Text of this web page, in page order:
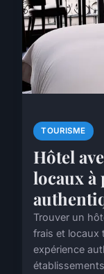
TOURISME
Hôtel
locaux à
Trouver un
frais et locaux
expérience